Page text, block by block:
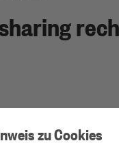
dreiteiligen
zu Cookies